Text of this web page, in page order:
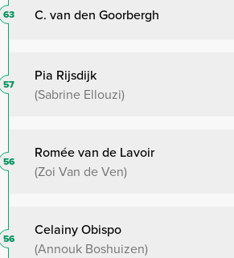
C. van den Goorbergh
63
Pia Rijsdijk
Sabrine Ellouzi
57
Romée van de Lavoir
Zoi Van de Ven
56
Celainy Obispo
Annouk Boshuizen
56